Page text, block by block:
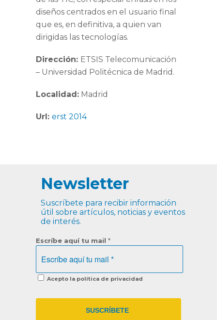
diseños centrados en el usuario final
que es, en definitiva, a quien van
dirigidas las tecnologías.
Dirección: ETSIS Telecomunicación
– Universidad Politécnica de Madrid.
Localidad: Madrid
Url: erst 2014
Newsletter
Suscríbete para recibir información
útil sobre artículos, noticias y eventos
de interés.
Escríbe aquí tu mail *
Acepto la política de privacidad